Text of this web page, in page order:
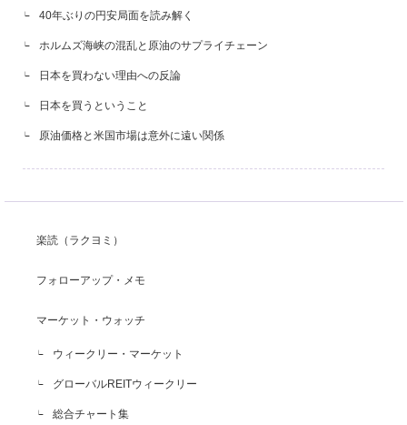
40年ぶりの円安局面を読み解く
ホルムズ海峡の混乱と原油のサプライチェーン
日本を買わない理由への反論
日本を買うということ
原油価格と米国市場は意外に遠い関係
楽読（ラクヨミ）
フォローアップ・メモ
マーケット・ウォッチ
ウィークリー・マーケット
グローバルREITウィークリー
総合チャート集